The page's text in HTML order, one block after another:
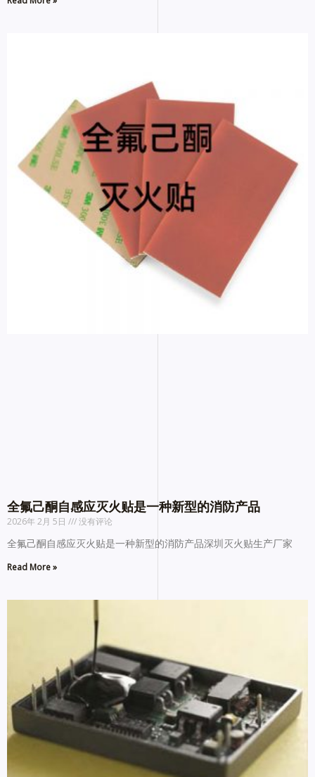
全氟己酮自感应灭火贴是一种新型的消防产品
2026年 2月 5日 没有评论
全氟己酮自感应灭火贴是一种新型的消防产品深圳灭火贴生产厂家
Read More »